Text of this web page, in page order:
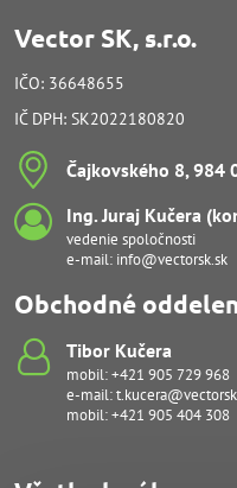
Vector SK, s.r.o.
IČO: 36648655
IČ DPH: SK2022180820
Čajkovského 8, 984
Ing​. Juraj Kučera
vedenie spoločnosti
e-mail: info@vectorsk.sk
Obchodné
Tibor Kučera
mobil:+421 905 729 968
e-mail:
mobil:+421 905 404 308